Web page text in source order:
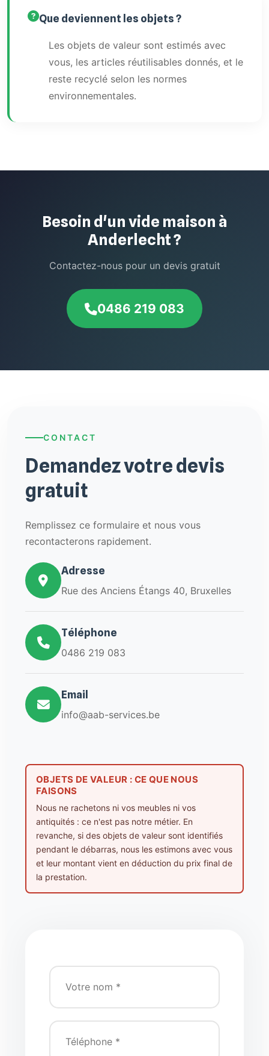
Que deviennent les objets ?
Les objets de valeur sont estimés avec
vous, les articles réutilisables donnés, et le
reste recyclé selon les normes
environnementales.
Besoin d'un vide maison à
Anderlecht ?
Contactez-nous pour un devis gratuit
0486 219 083
CONTACT
Demandez votre devis
gratuit
Remplissez ce formulaire et nous vous
recontacterons rapidement.
Adresse
Rue des Anciens Étangs 40, Bruxelles
Téléphone
0486 219 083
Email
info@aab-services.be
OBJETS DE VALEUR : CE QUE NOUS
FAISONS
Nous ne rachetons ni vos meubles ni vos
antiquités : ce n'est pas notre métier. En
revanche, si des objets de valeur sont identifiés
pendant le débarras, nous les estimons avec vous
et leur montant vient en déduction du prix final de
la prestation.